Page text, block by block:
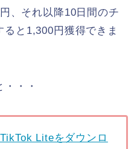
、それ以降10日間のチ
と1,300円獲得できま
・・
Liteをダウンロ